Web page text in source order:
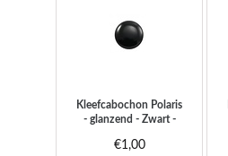
Kleefcabochon Polaris
- glanzend - Zwart -
€1,00